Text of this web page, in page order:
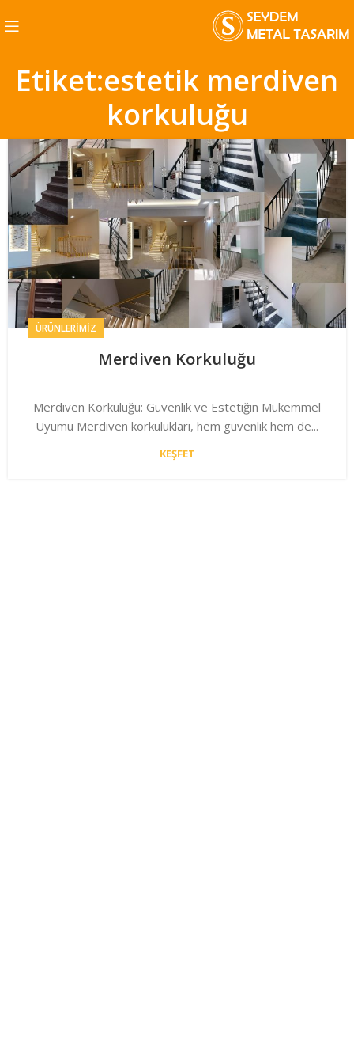
Etiket:estetik merdiven
korkuluğu
ÜRÜNLERIMIZ
Merdiven Korkuluğu
Merdiven Korkuluğu: Güvenlik ve Estetiğin Mükemmel
Uyumu Merdiven korkulukları, hem güvenlik hem de...
KEŞFET